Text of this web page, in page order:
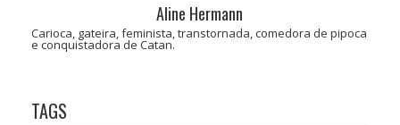
Aline Hermann
Carioca, gateira, feminista, transtornada, comedora de pipoca
e conquistadora de Catan.
TAGS